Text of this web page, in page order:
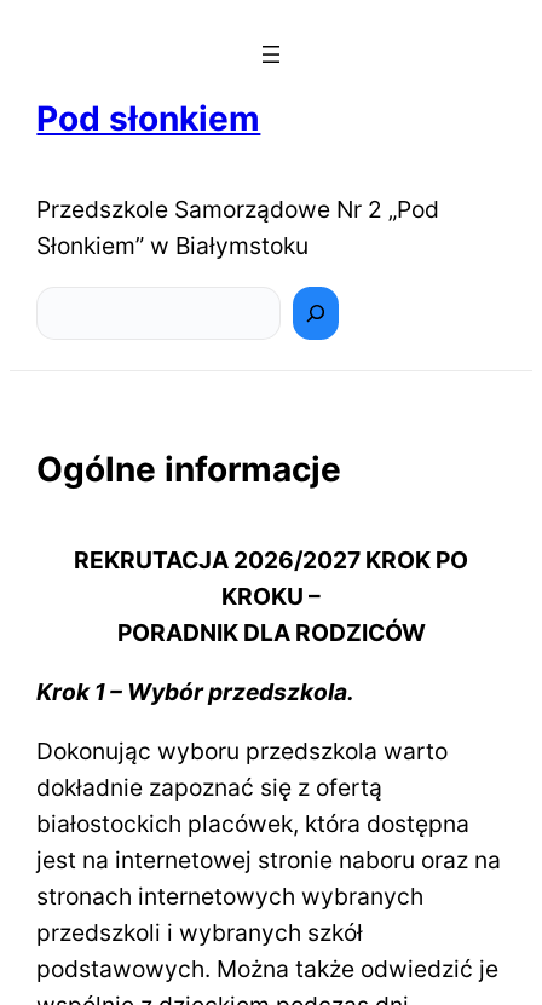
Pod słonkiem
Przedszkole Samorządowe Nr 2 „Pod
Słonkiem” w Białymstoku
Ogólne informacje
REKRUTACJA 2026/2027 KROK PO
KROKU –
PORADNIK DLA RODZICÓW
Krok 1 – Wybór przedszkola.
Dokonując wyboru przedszkola warto
dokładnie zapoznać się z ofertą
białostockich placówek, która dostępna
jest na internetowej stronie naboru oraz na
stronach internetowych wybranych
przedszkoli i wybranych szkół
podstawowych. Można także odwiedzić je